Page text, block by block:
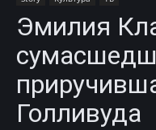
Эмилия
Голливуда